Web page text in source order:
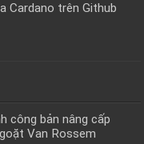
Cardano trên Github
công bản nâng cấp
Van Rossem